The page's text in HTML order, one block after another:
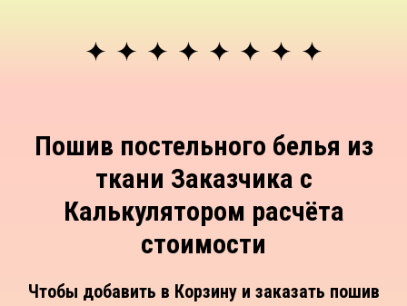
Пошив постельного белья из
ткани Заказчика с
Калькулятором расчёта
стоимости
Чтобы добавить в Корзину и заказать пошив